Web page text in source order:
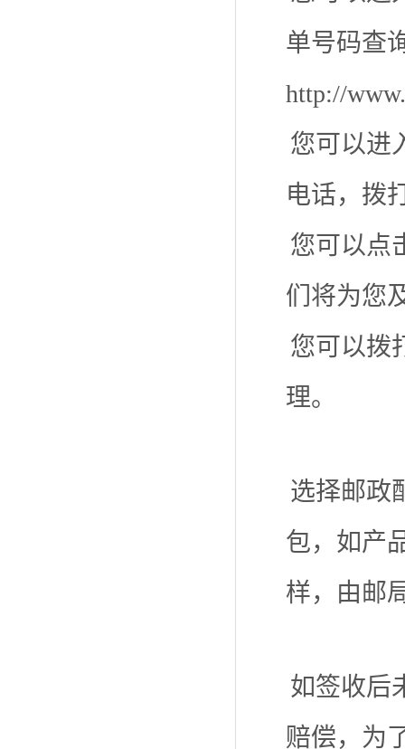
单号码查
http://
您可以进
电话，拨
您可以点
们将为您
您可以拨
理。
选择邮政
包，如产
样，由邮
如签收后
赔偿，为